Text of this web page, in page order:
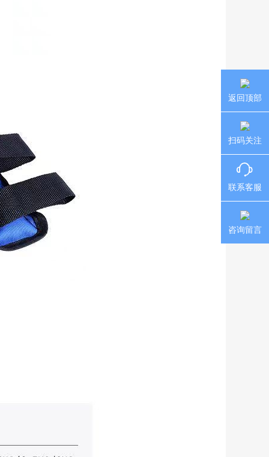
返回顶部
扫码关注
联系客服
咨询留言